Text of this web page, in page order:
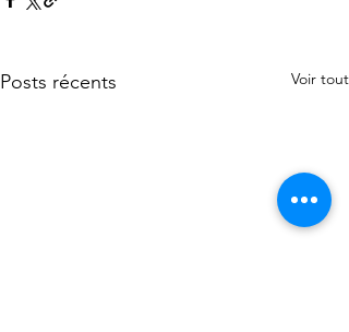
Posts récents Voir tout